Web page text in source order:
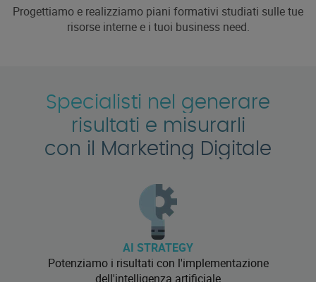
Progettiamo e realizziamo piani formativi studiati sulle tue
risorse interne e i tuoi business need.
Specialisti nel generare
risultati e misurarli
con il Marketing Digitale
AI STRATEGY
Potenziamo i risultati con l'implementazione
dell'intelligenza artificiale